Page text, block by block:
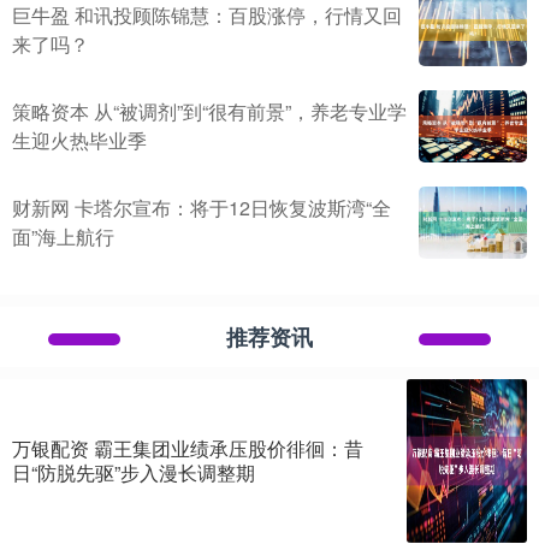
巨牛盈 和讯投顾陈锦慧：百股涨停，行情又回
来了吗？
策略资本 从“被调剂”到“很有前景”，养老专业学
生迎火热毕业季
财新网 卡塔尔宣布：将于12日恢复波斯湾“全
面”海上航行
推荐资讯
万银配资 霸王集团业绩承压股价徘徊：昔
日“防脱先驱”步入漫长调整期